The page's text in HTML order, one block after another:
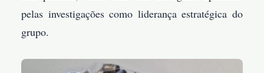
pelas investigações como liderança estratégica do
grupo.